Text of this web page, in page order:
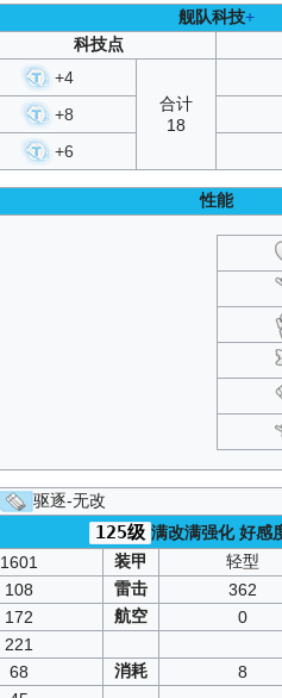
远汇点作战：ESP
复刻永夜幻光：C1/
复刻峡湾间的反击
杰诺瓦的焰火
碧海光粼：C1/C2/
复刻神圣的悲
假日航线：SP1/
复刻峡湾间的星
激唱的
复刻铁血音符
穹顶下的圣咏曲：
复刻苍红的回
虚拟与真实
激奏的
最珍贵的宝物
神圣的悲喜剧
复刻光与影的鸢
铁血音符誓言
复刻墨染：A1/
峡湾间的星辰
苍红的回响
传颂之
光与影的鸢尾之
墨染：A1/A2/
复刻红染：A1/
舰队科技+
科技点
+4
合计
18
+8
+6
性能
驱逐-无改
125级 满改满强化好感
1601 装甲 轻型
108 雷击 362
172 航空 0
221
68 消耗
8